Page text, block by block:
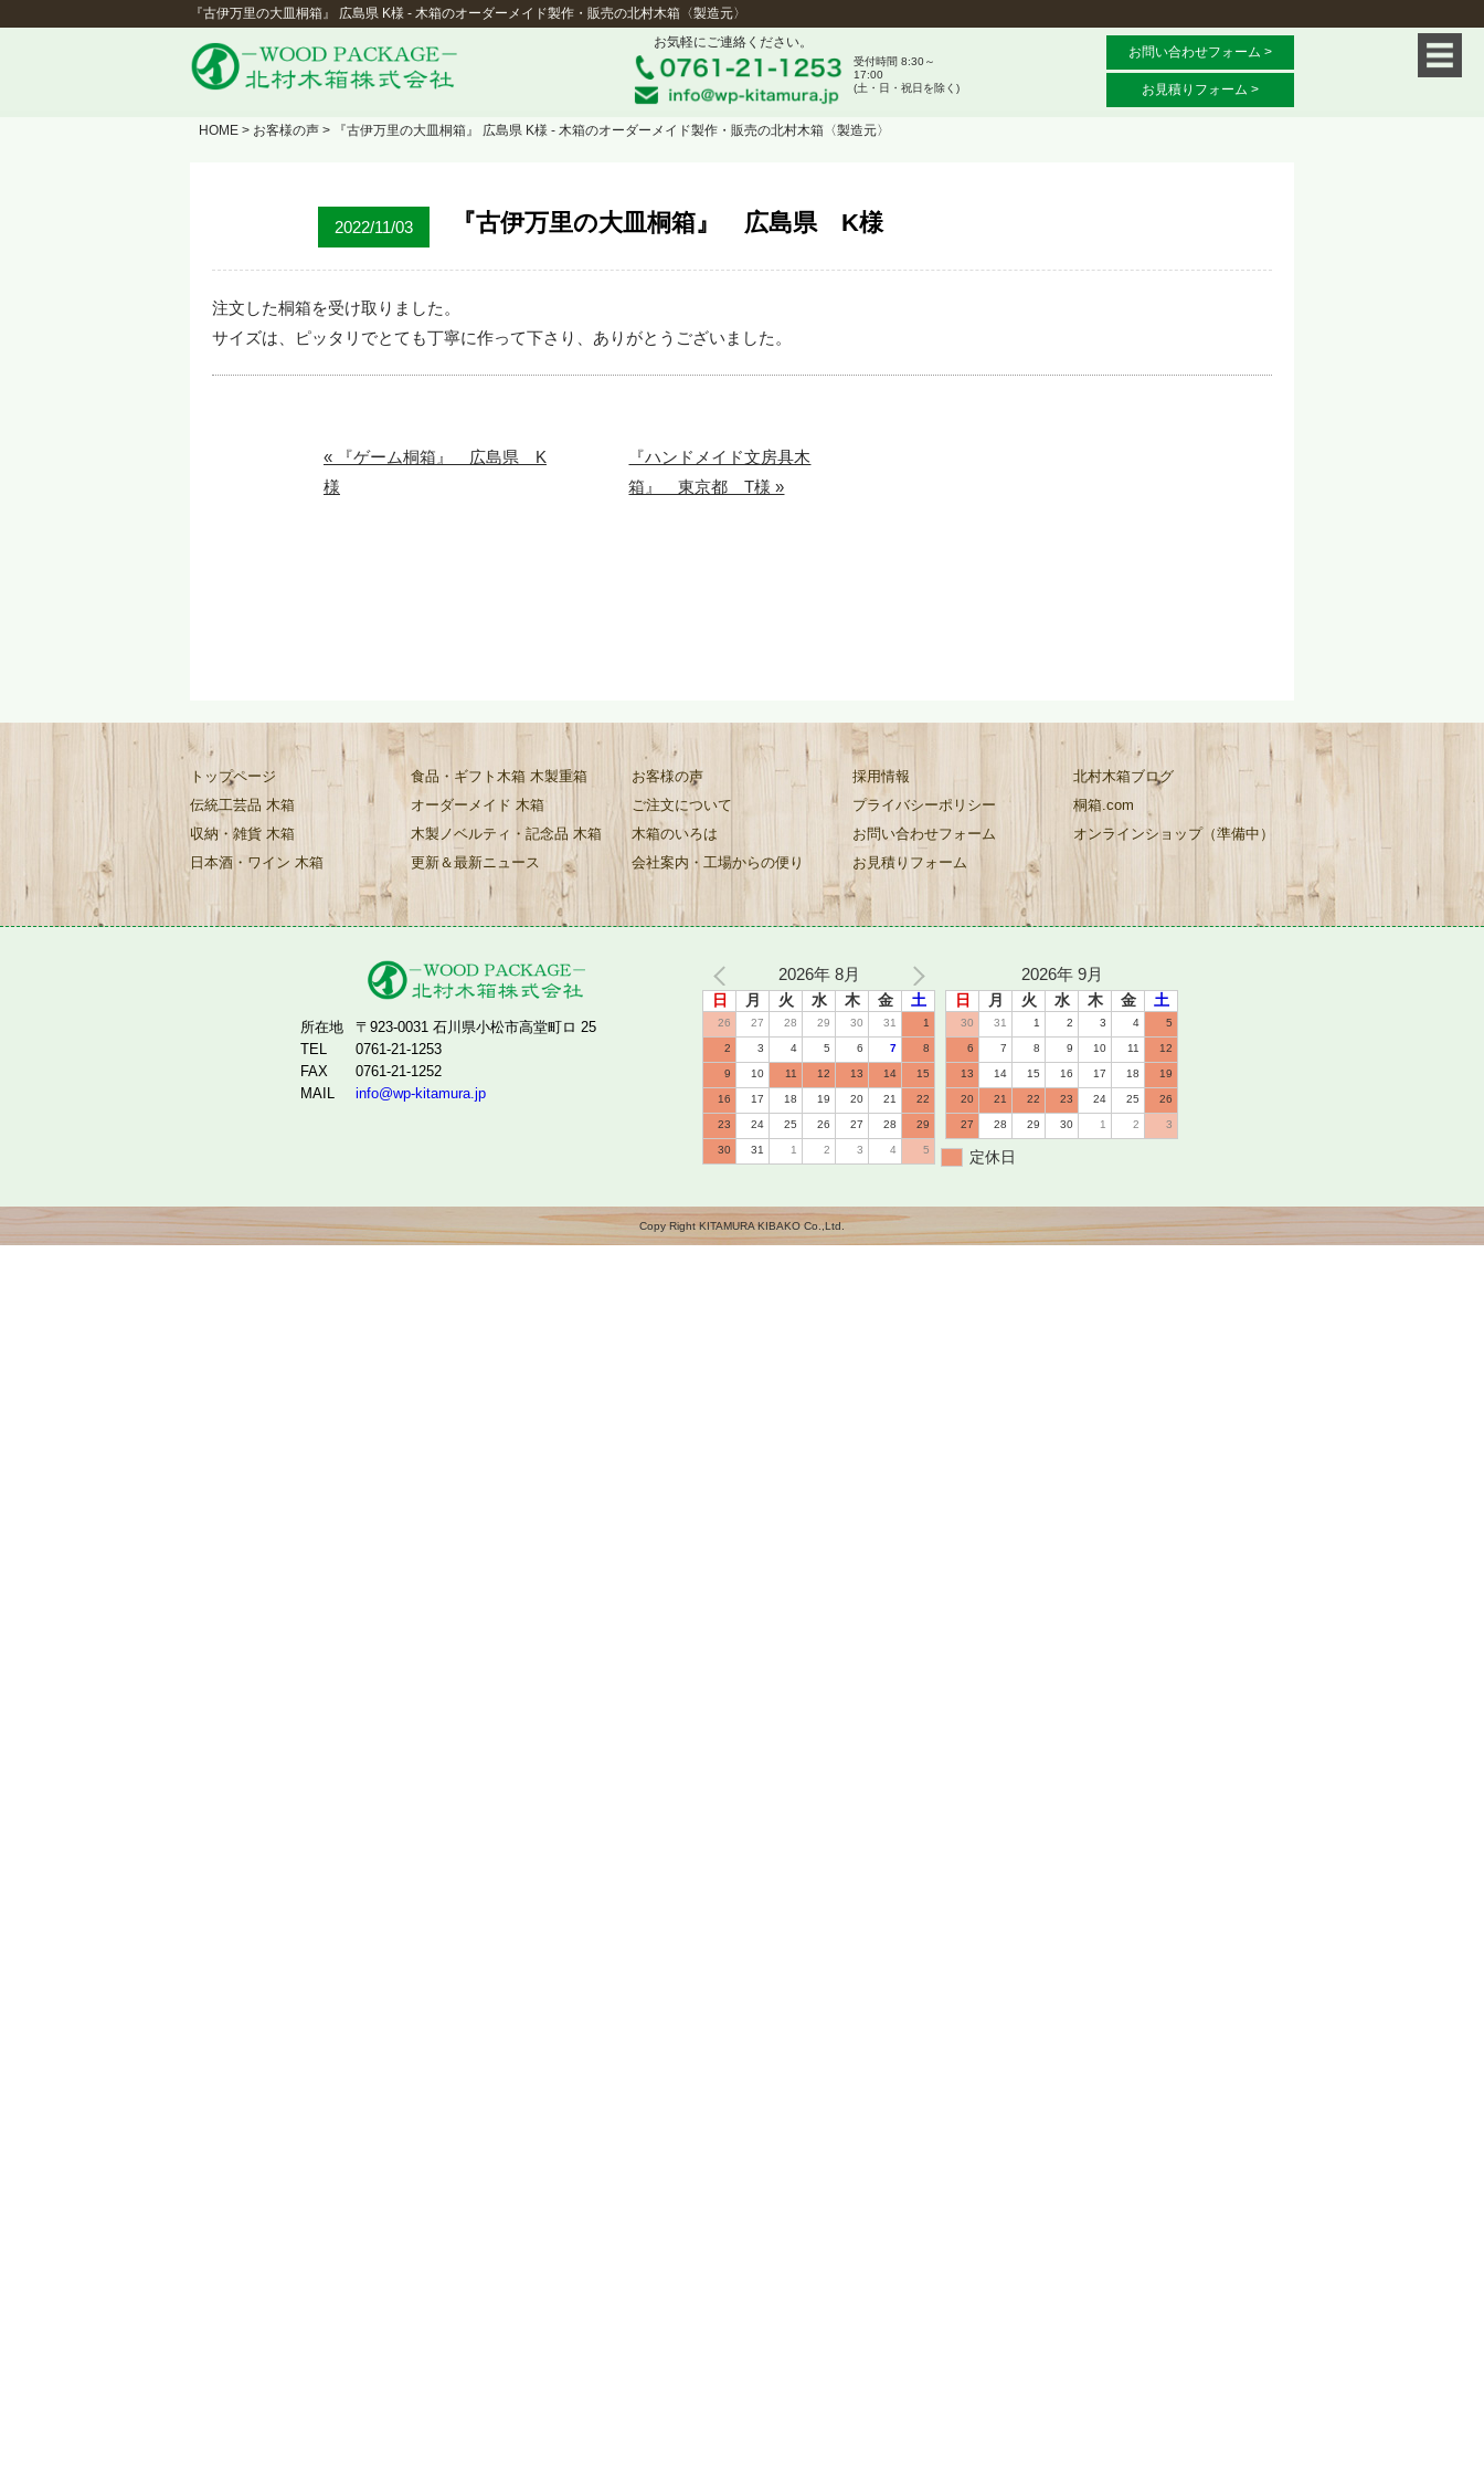
『古伊万里の大皿桐箱』 広島県 K様 - 木箱のオーダーメイド製作・販売の北村木箱〈製造元〉
お気軽にご連絡ください。
受付時間 8:30～
17:00
(土・日・祝日を除く)
お問い合わせフォーム >
お見積りフォーム >
HOME > お客様の声 > 『古伊万里の大皿桐箱』 広島県 K様 - 木箱のオーダーメイド製作・販売の北村木箱〈製造元〉
2022/11/03 『古伊万里の大皿桐箱』 広島県 K様
注文した桐箱を受け取りました。
サイズは、ピッタリでとても丁寧に作って下さり、ありがとうございました。
« 『ゲーム桐箱』 広島県 K
様
『ハンドメイド文房具木
箱』 東京都 T様 »
トップページ
伝統工芸品 木箱
収納・雑貨 木箱
日本酒・ワイン 木箱
食品・ギフト木箱 木製重箱
オーダーメイド 木箱
木製ノベルティ・記念品 木箱
更新＆最新ニュース
お客様の声
ご注文について
木箱のいろは
会社案内・工場からの便り
採用情報
プライバシーポリシー
お問い合わせフォーム
お見積りフォーム
北村木箱ブログ
桐箱.com
オンラインショップ（準備中）
所在地
〒923-0031 石川県小松市高堂町ロ 25
TEL
0761-21-1253
FAX
0761-21-1252
MAIL
info@wp-kitamura.jp
2026年 8月
日 月 火 水 木 金 土
26 27 28 29 30 31 1
2 3 4 5 6 7 8
9 10 11 12 13 14 15
16 17 18 19 20 21 22
23 24 25 26 27 28 29
30 31 1 2 3 4 5
2026年 9月
日 月 火 水 木 金 土
30 31 1 2 3 4 5
6 7 8 9 10 11 12
13 14 15 16 17 18 19
20 21 22 23 24 25 26
27 28 29 30 1 2 3
定休日
Copy Right KITAMURA KIBAKO Co.,Ltd.